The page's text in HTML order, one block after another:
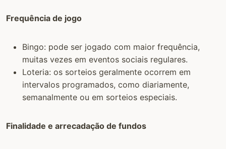
Frequência de jogo
Bingo: pode ser jogado com maior frequência,
muitas vezes em eventos sociais regulares.
Loteria: os sorteios geralmente ocorrem em
intervalos programados, como diariamente,
semanalmente ou em sorteios especiais.
Finalidade e arrecadação de fundos